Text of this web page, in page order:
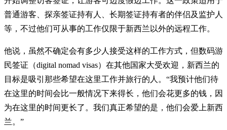
普通游客、探亲签证持有人、长期签证持有者的伴侣及监护人
等，不过他们可从事的工作仅限于新西兰以外的远程工作。
他说，虽然不确定会有多少人接受这样的工作方式，但数码游
民签证（digital nomad visas）在其他国家大受欢迎，新西兰的
目标是吸引那些希望在这里工作并旅行的人。“我预计他们待
在这里的时间会比一般情况下来得长，他们会花更多的钱，因
为在这里的时间更长了。我们真正希望的是，他们会爱上新西
兰。”